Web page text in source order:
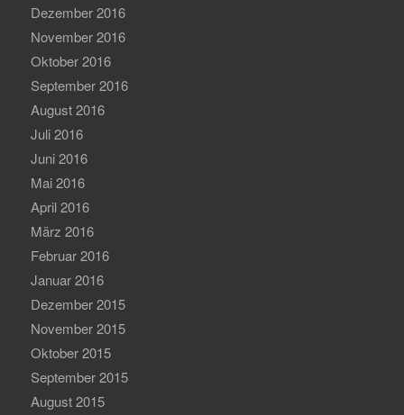
Dezember 2016
November 2016
Oktober 2016
September 2016
August 2016
Juli 2016
Juni 2016
Mai 2016
April 2016
März 2016
Februar 2016
Januar 2016
Dezember 2015
November 2015
Oktober 2015
September 2015
August 2015